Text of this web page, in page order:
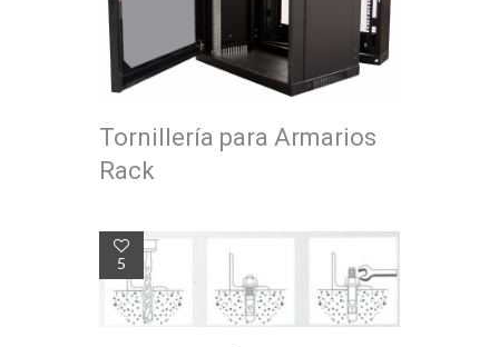
Tornillería para Armarios
Rack
5